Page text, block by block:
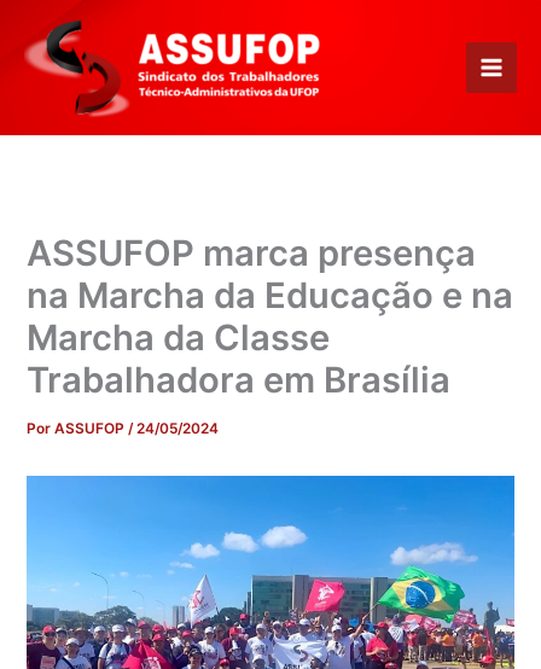
para
conteúdo
ASSUFOP marca presença
na Marcha da Educação e na
Marcha da Classe
Trabalhadora em Brasília
PorASSUFOP/24/05/2024